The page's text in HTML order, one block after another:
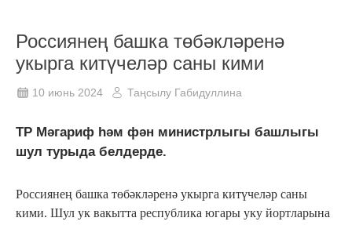
Россиянең башка төбәкләренә
укырга китүчеләр саны кими
10 июнь 2024 Таңсылу Габидуллина
ТР Мәгариф һәм фән министрлыгы башлыгы
шул турыда белдерде.
Россиянең башка төбәкләренә укырга китүчеләр саны
кими. Шул ук вакытта республика югары уку йортларына